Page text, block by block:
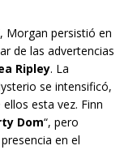
Morgan persistió en
de las advertencias
Ripley. La
se intensificó,
esta vez. Finn
Dom“, pero
en el